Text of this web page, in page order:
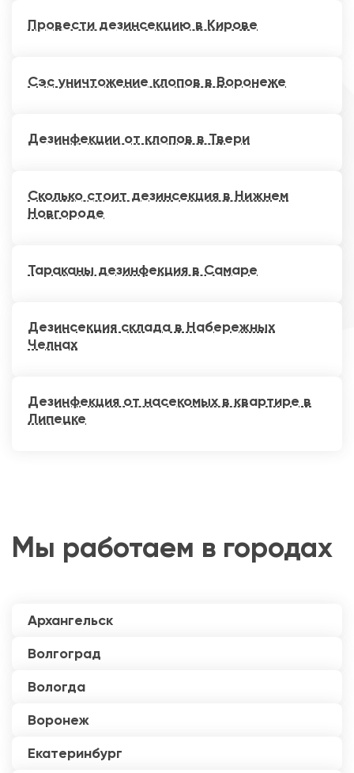
Провести дезинсекцию в Кирове
Сэс уничтожение клопов в Воронеже
Дезинфекции от клопов в Твери
Сколько стоит дезинсекция в Нижнем
Новгороде
Тараканы дезинфекция в Самаре
Дезинсекция склада в Набережных
Челнах
Дезинфекция от насекомых в квартире в
Липецке
Мы работаем в городах
Архангельск
Волгоград
Вологда
Воронеж
Екатеринбург